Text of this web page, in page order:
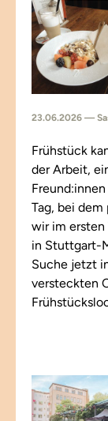
23.06.2026 —
Frühstück
der Arbeit,
Tag, bei
wir im ersten
in Stuttgart-
Suche jetzt
versteckten